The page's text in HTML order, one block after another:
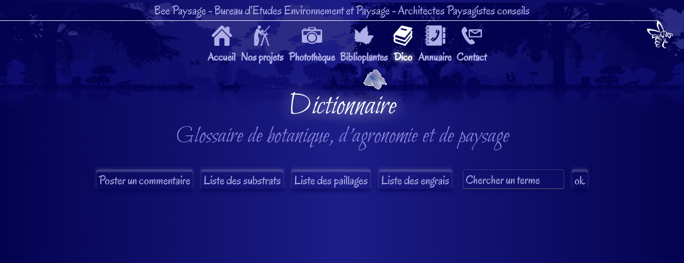
Bee Paysage- Bureau d'Etudes Environnement et Paysage- Architectes Paysagistes conseils
Accueil Nos projets Photothèque Biblioplantes Dico Annuaire Contact
Dictionnaire
Glossaire de botanique, d'agronomie et de paysage
Liste des substrats Liste des paillages Liste des engrais